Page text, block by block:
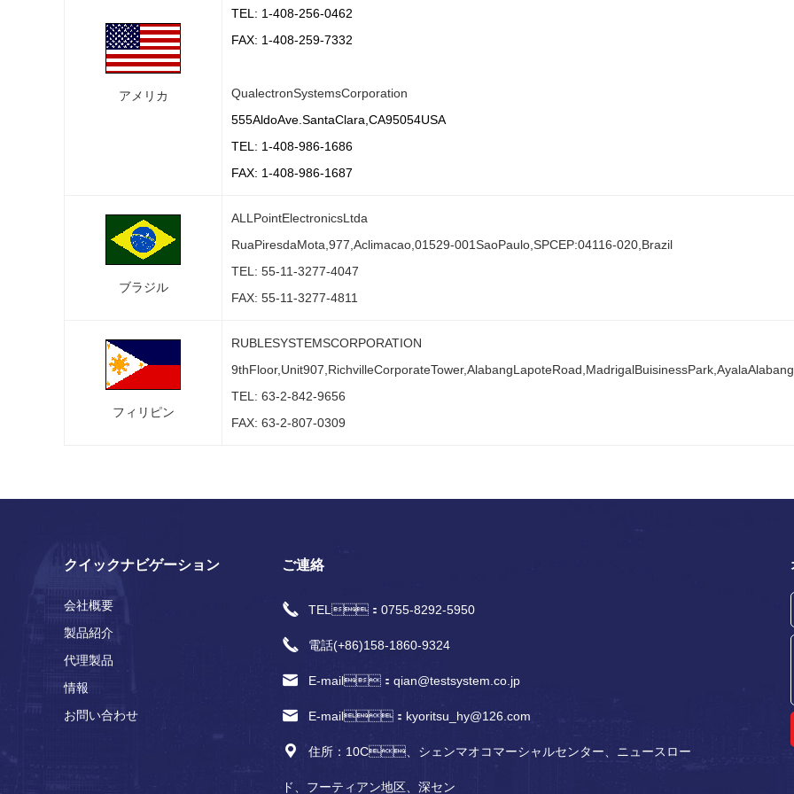
アメリカ
TEL: 1-408-256-0462
FAX: 1-408-259-7332
QualectronSystemsCorporation
555AldoAve.SantaClara,CA95054USA
TEL: 1-408-986-1686
FAX: 1-408-986-1687
ブラジル
ALLPointElectronicsLtda
RuaPiresdaMota,977,Aclimacao,01529-001SaoPaulo,SPCEP:04116-020,Brazil
TEL: 55-11-3277-4047
FAX: 55-11-3277-4811
フィリピン
RUBLESYSTEMSCORPORATION
TEL: 63-2-842-9656
FAX: 63-2-807-0309
クイックナビゲーション
会社概要
製品紹介
代理製品
情報
お問い合わせ
ご連絡
TEL：0755-8292-5950
電話(+86)158‐1860‐9324
E-mail：qian@testsystem.co.jp
E-mail：kyoritsu_hy@126.com
住所：10C、シェンマオコマーシャルセンター、ニュースロー
ド、フーティアン地区、深セン